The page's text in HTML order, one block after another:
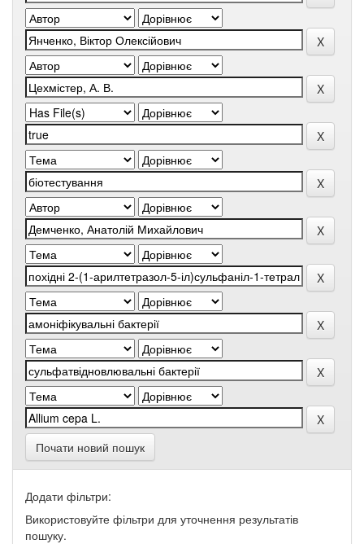
Почати новий пошук
Додати фільтри:
Використовуйте фільтри для уточнення результатів
пошуку.